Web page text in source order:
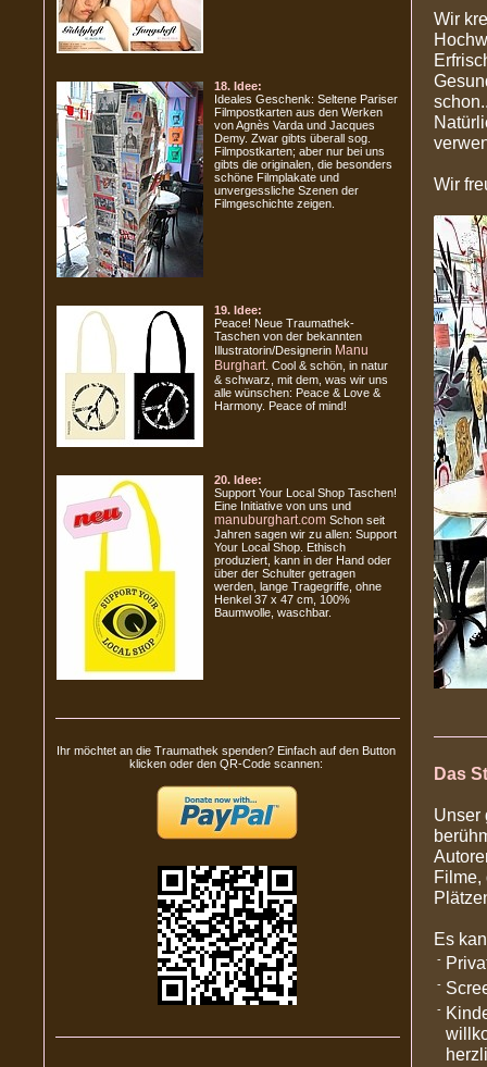
18. Idee:
Ideales Geschenk: Seltene Pariser
Filmpostkarten aus den Werken
von Agnès Varda und Jacques
Demy. Zwar gibts überall sog.
Filmpostkarten; aber nur bei uns
gibts die originalen, die besonders
schöne Filmplakate und
unvergessliche Szenen der
Filmgeschichte zeigen.
19. Idee:
Peace! Neue Traumathek-
Taschen von der bekannten
Illustratorin/Designerin Manu
Burghart . Cool & schön, in natur
& schwarz, mit dem, was wir uns
alle wünschen: Peace & Love &
Harmony. Peace of mind!
20. Idee:
Support Your Local Shop Taschen!
Eine Initiative von uns und
manuburghart.com Schon seit
Jahren sagen wir zu allen: Support
Your Local Shop. Ethisch
produziert, kann in der Hand oder
über der Schulter getragen
werden, lange Tragegriffe, ohne
Henkel 37 x 47 cm, 100%
Baumwolle, waschbar.
Ihr möchtet an die Traumathek spenden? Einfach auf den Button
klicken oder den QR-Code scannen:
Wir
Wir
Das
Unser
Filme,
Es
-
-
-